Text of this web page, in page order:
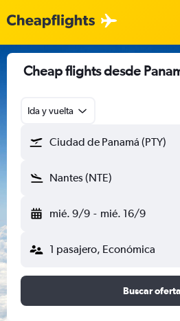
Cheap flights desde
Ida y vuelta
Ciudad de Panamá (PTY)
Nantes (NTE)
mié. 9/9 - mié. 16/9
1 pasajero, Económica
Buscar